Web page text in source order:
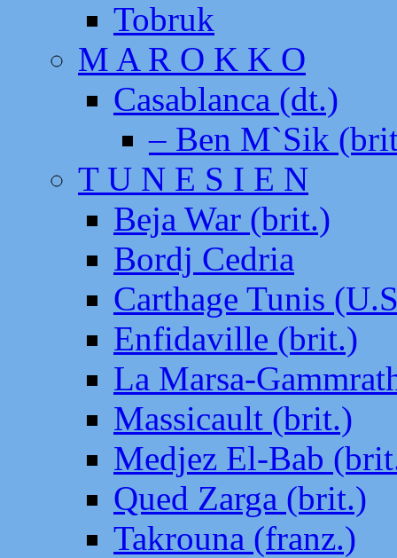
Tobruk
M A R O K K O
Casablanca (dt.)
– Ben M`Sik
T U N E S I E N
Beja War (brit.)
Bordj Cedria
Carthage Tunis
Enfidaville (brit.)
La Marsa-
Massicault (brit.)
Medjez El-Bab
Qued Zarga (brit.)
Takrouna (franz.)